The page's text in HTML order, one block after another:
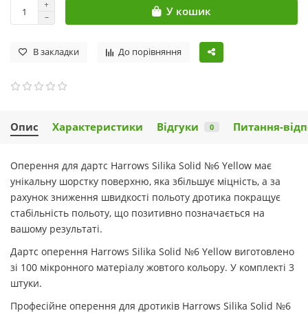
У кошик
В закладки До порівняння
Опис Характеристики Відгуки 0 Питання-
Оперення для дартс Harrows Silika Solid №6 Yellow має
унікальну шорстку поверхню, яка збільшує міцність, а за
рахунок зниження швидкості польоту дротика покращує
стабільність польоту, що позитивно позначається на
вашому результаті.
Дартс оперення Harrows Silika Solid №6 Yellow виготовлено
зі 100 мікронного матеріалу жовтого кольору. У комплекті 3
штуки.
Професійне оперення для дротиків Harrows Silika Solid №6